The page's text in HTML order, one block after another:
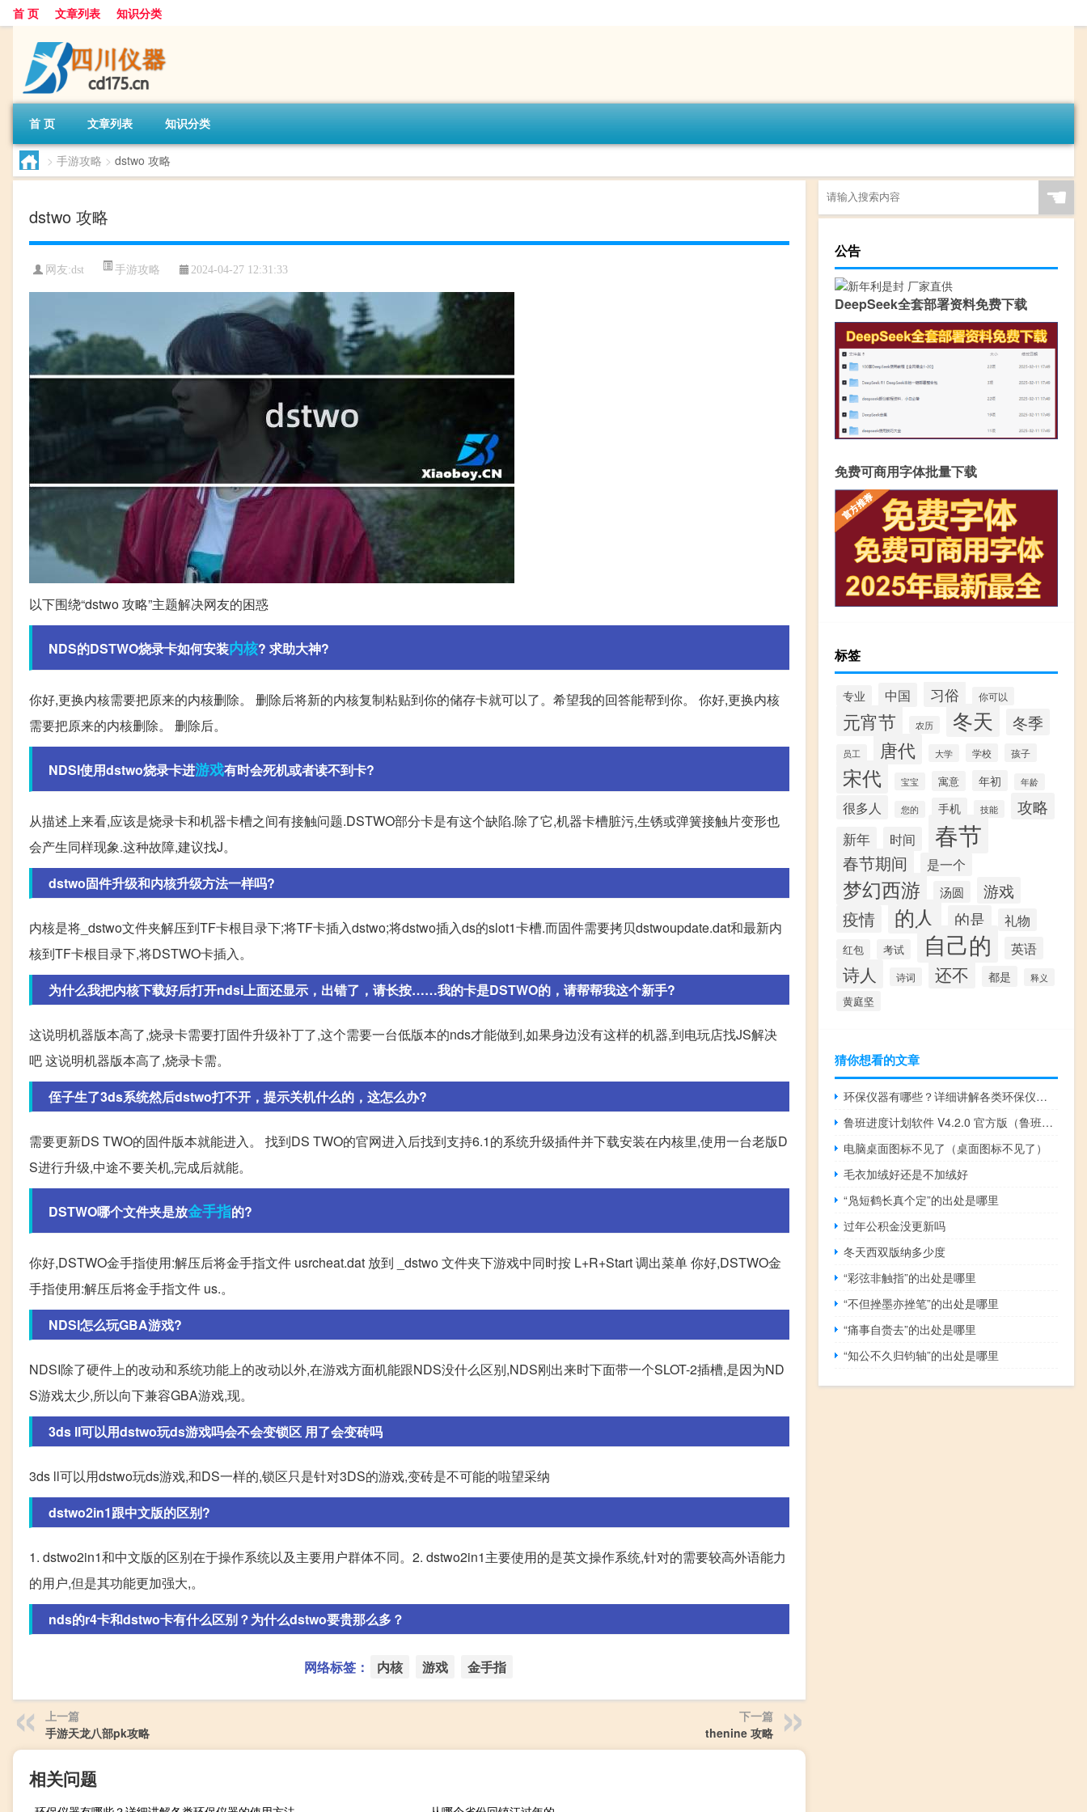
首 页 文章列表 知识分类
首 页 文章列表 知识分类
> 手游攻略 > dstwo 攻略
dstwo 攻略
网友:dst 手游攻略 2024-04-27 12:31:33
以下围绕“dstwo 攻略”主题解决网友的困惑
NDS的DSTWO烧录卡如何安装内核? 求助大神?
你好,更换内核需要把原来的内核删除。 删除后将新的内核复制粘贴到你的储存卡就可以了。希望我的回答能帮到你。 你好,更换内核
需要把原来的内核删除。 删除后。
NDSI使用dstwo烧录卡进游戏有时会死机或者读不到卡?
从描述上来看,应该是烧录卡和机器卡槽之间有接触问题.DSTWO部分卡是有这个缺陷.除了它,机器卡槽脏污,生锈或弹簧接触片变形也
会产生同样现象.这种故障,建议找J。
dstwo固件升级和内核升级方法一样吗?
内核是将_dstwo文件夹解压到TF卡根目录下;将TF卡插入dstwo;将dstwo插入ds的slot1卡槽.而固件需要拷贝dstwoupdate.dat和最新内
核到TF卡根目录下,将DSTWO卡插入。
为什么我把内核下载好后打开ndsi上面还显示，出错了，请长按……我的卡是DSTWO的，请帮帮我这个新手?
这说明机器版本高了,烧录卡需要打固件升级补丁了,这个需要一台低版本的nds才能做到,如果身边没有这样的机器,到电玩店找JS解决
吧 这说明机器版本高了,烧录卡需。
侄子生了3ds系统然后dstwo打不开，提示关机什么的，这怎么办?
需要更新DS TWO的固件版本就能进入。 找到DS TWO的官网进入后找到支持6.1的系统升级插件并下载安装在内核里,使用一台老版D
S进行升级,中途不要关机,完成后就能。
DSTWO哪个文件夹是放金手指的?
你好,DSTWO金手指使用:解压后将金手指文件 usrcheat.dat 放到 _dstwo 文件夹下游戏中同时按 L+R+Start 调出菜单 你好,DSTWO金
手指使用:解压后将金手指文件 us.。
NDSI怎么玩GBA游戏?
NDSI除了硬件上的改动和系统功能上的改动以外,在游戏方面机能跟NDS没什么区别,NDS刚出来时下面带一个SLOT-2插槽,是因为ND
S游戏太少,所以向下兼容GBA游戏,现。
3ds ll可以用dstwo玩ds游戏吗会不会变锁区 用了会变砖吗
3ds ll可以用dstwo玩ds游戏,和DS一样的,锁区只是针对3DS的游戏,变砖是不可能的啦望采纳
dstwo2in1跟中文版的区别?
1. dstwo2in1和中文版的区别在于操作系统以及主要用户群体不同。2. dstwo2in1主要使用的是英文操作系统,针对的需要较高外语能力
的用户,但是其功能更加强大,。
nds的r4卡和dstwo卡有什么区别？为什么dstwo要贵那么多？
网络标签： 内核 游戏 金手指
上一篇
手游天龙八部pk攻略
下一篇
thenine 攻略
相关问题
☚
公告
DeepSeek全套部署资料免费下载
免费可商用字体批量下载
标签
专业 中国 习俗 你可以
元宵节 农历 冬天 冬季
员工 唐代 大学 学校 孩子
宋代 宝宝 寓意 年初 年龄
很多人 您的 手机 技能 攻略
新年 时间 春节
春节期间 是一个
梦幻西游 汤圆 游戏
疫情 的人 的是 礼物
红包 考试 自己的 英语
诗人 诗词 还不 都是 释义
黄庭坚
猜你想看的文章
环保仪器有哪些？详细讲解各类环保仪器的使用方法
鲁班进度计划软件 V4.2.0 官方版（鲁班进度计划软件 V4.2.0 官方版功能简介）
电脑桌面图标不见了（桌面图标不见了）
毛衣加绒好还是不加绒好
“凫短鹤长真个定”的出处是哪里
过年公积金没更新吗
冬天西双版纳多少度
“彩弦非触指”的出处是哪里
“不但挫墨亦挫笔”的出处是哪里
“痛事自赍去”的出处是哪里
“知公不久归钧轴”的出处是哪里